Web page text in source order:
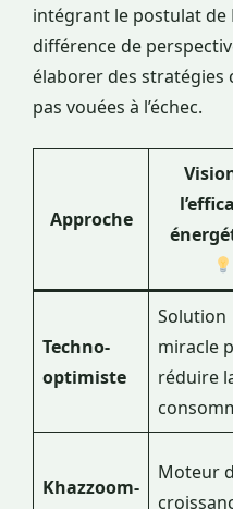
intégrant le postulat de
différence de
élaborer des stratégies
pas vouées à l’échec.
Approche
Techno-
optimiste
Solution
miracle
réduire
Khazzoom-
Moteur